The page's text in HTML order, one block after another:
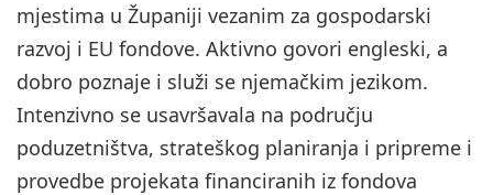
mjestima u Županiji vezanim za gospodarski
razvoj i EU fondove. Aktivno govori engleski, a
dobro poznaje i služi se njemačkim jezikom.
Intenzivno se usavršavala na području
poduzetništva, strateškog planiranja i pripreme i
provedbe projekata financiranih iz fondova